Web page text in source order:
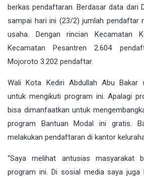
berkas pendaftaran. Berdasar data dari
sampai hari ini (23/2) jumlah pendaftar
usaha. Dengan rincian Kecamatan
Kecamatan Pesantren 2.604
Mojoroto 3.202 pendaftar.
Wali Kota Kediri Abdullah Abu Bakar
untuk mengikuti program ini. Apalagi
bisa dimanfaatkan untuk
program Bantuan Modal ini gratis.
melakukan pendaftaran di kantor
“Saya melihat antusias masyarakat
program ini. Di sosial media saya juga